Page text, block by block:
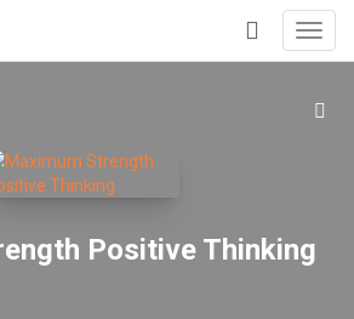
+
Positive Thinking